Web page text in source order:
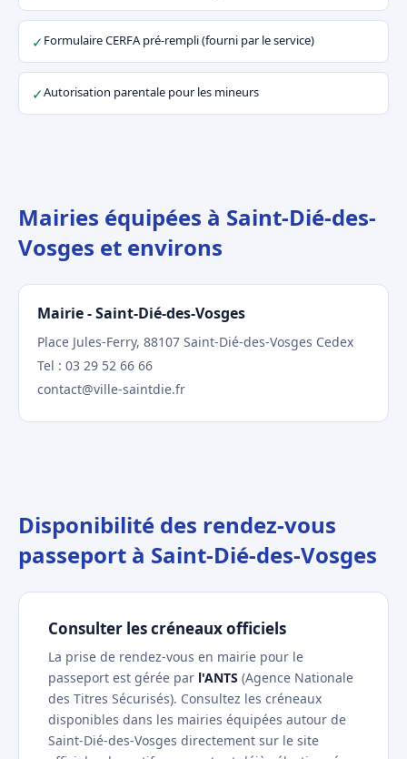
✓ Formulaire CERFA pré-rempli (fourni par le service)
✓Autorisation parentale pour les mineurs
Mairies équipées à Saint-Dié-des-
Vosges et environs
Mairie - Saint-Dié-des-Vosges
Place Jules-Ferry, 88107 Saint-Dié-des-Vosges Cedex
Tel : 03 29 52 66 66
contact@ville-saintdie.fr
Disponibilité des rendez-vous
passeport à Saint-Dié-des-Vosges
Consulter les créneaux officiels
La prise de rendez-vous en mairie pour le
passeport est gérée par l'ANTS (Agence Nationale
des Titres Sécurisés). Consultez les créneaux
disponibles dans les mairies équipées autour de
Saint-Dié-des-Vosges directement sur le site